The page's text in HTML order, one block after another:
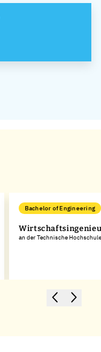
Bachelor of Engineering
an der Technische